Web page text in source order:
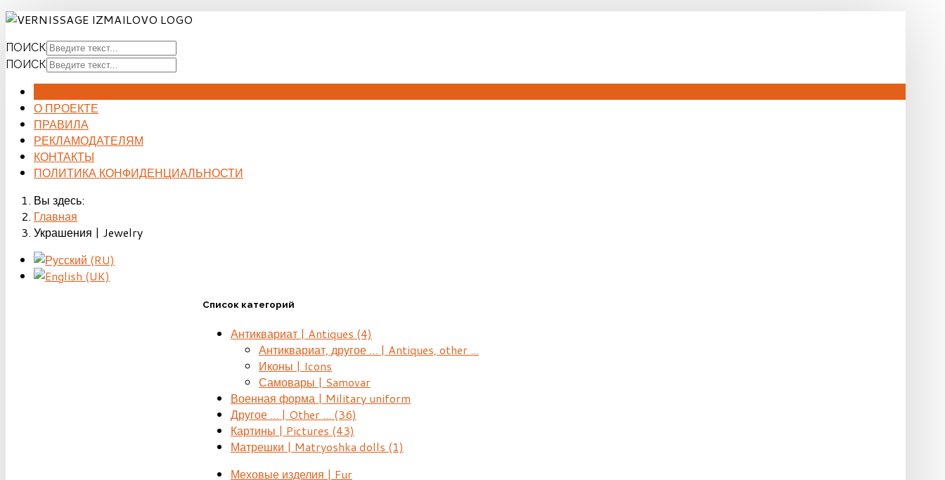
ПОИСК
ПОИСК
О ПРОЕКТЕ
ПРАВИЛА
РЕКЛАМОДАТЕЛЯМ
КОНТАКТЫ
ПОЛИТИКА КОНФИДЕНЦИАЛЬНОСТИ
Вы здесь:
Главная
Украшения | Jewelry
Список категорий
Антиквариат | Antiques (4)
Антиквариат, другое ... | Antiques, other ...
Иконы | Icons
Самовары | Samovar
Военная форма | Military uniform
Другое ... | Other ... (36)
Картины | Pictures (43)
Матрешки | Matryoshka dolls (1)
Меховые изделия | Fur